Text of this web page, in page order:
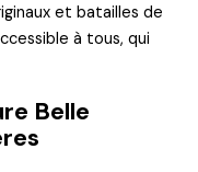
et batailles de
à tous, qui
Belle